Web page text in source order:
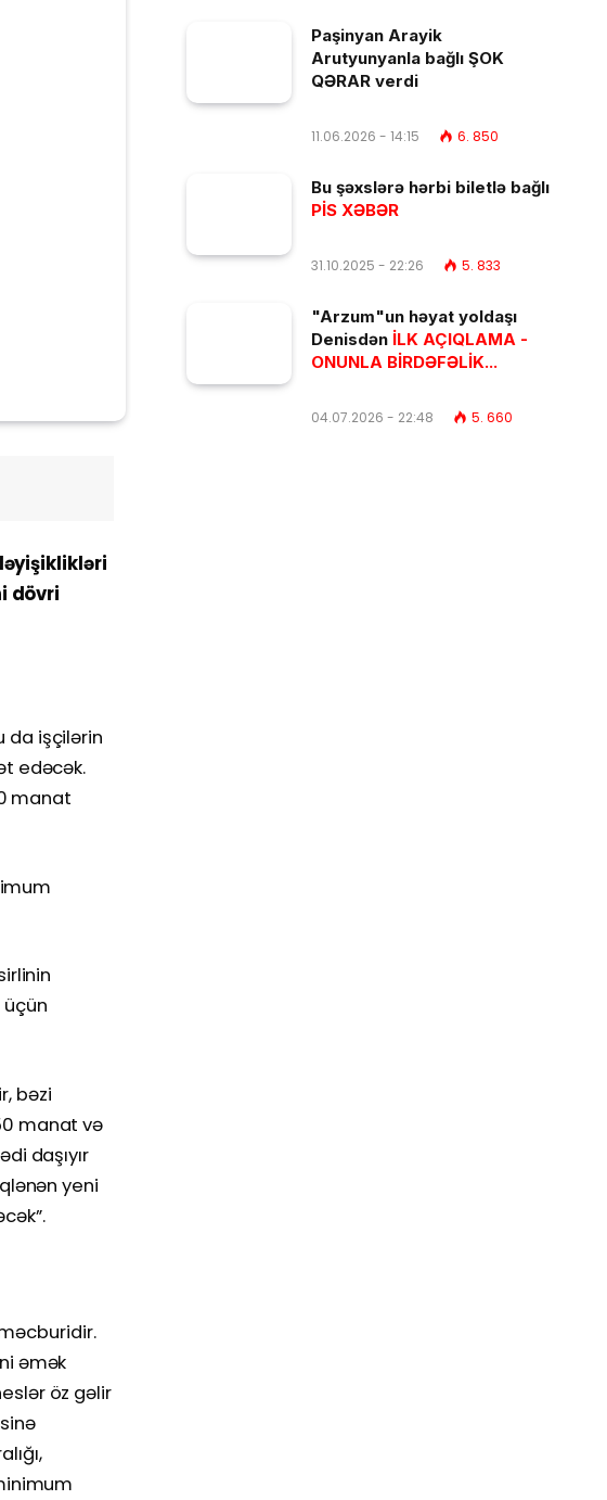
dövri
da işçilərin
edəcək.
manat
üçün
bəzi
manat və
daşıyır
yeni
əmək
öz gəlir
Paşinyan Arayik
Arutyunyanla bağlı ŞOK
QƏRAR verdi
11.06.2026 - 14:15 6. 850
Bu şəxslərə hərbi biletlə bağlı
PİS XƏBƏR
31.10.2025 - 22:26 5. 833
"Arzum"un həyat yoldaşı
Denisdən İLK AÇIQLAMA -
ONUNLA BİRDƏFƏLİK...
04.07.2026 - 22:48 5. 660